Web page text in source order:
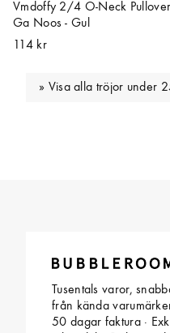
Vmdoffy 2/4 O-Neck Pullover
Ga Noos - Gul
114 kr
Visa alla tröjor under
Tusentals varor,
från kända
50 dagar faktura ·